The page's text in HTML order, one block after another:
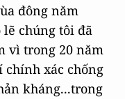
đông năm
lẽ chúng tôi đã
vì trong 20 năm
chính xác chống
kháng...trong